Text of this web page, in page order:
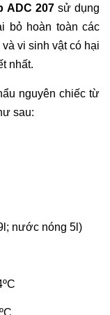
ADC 207 sử dụng
bỏ hoàn toàn các
vi sinh vật có hại
nhất.
nguyên chiếc từ
sau:
nước nóng 5l)